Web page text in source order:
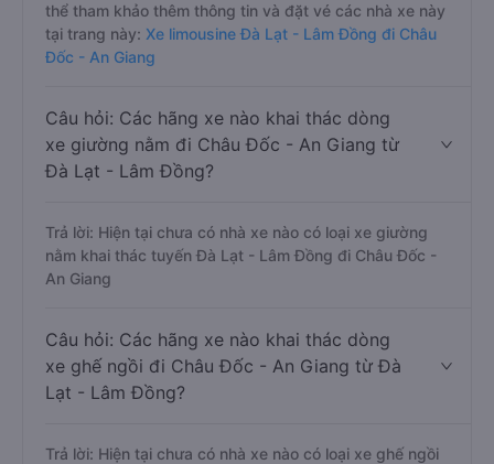
thể tham khảo thêm thông tin và đặt vé các nhà xe này
tại trang này: Xe limousine Đà Lạt - Lâm Đồng đi Châu
Đốc - An Giang
Câu hỏi: Các hãng xe nào khai thác dòng
xe giường nằm đi Châu Đốc - An Giang từ
Đà Lạt - Lâm Đồng?
Trả lời: Hiện tại chưa có nhà xe nào có loại xe giường
nằm khai thác tuyến Đà Lạt - Lâm Đồng đi Châu Đốc -
An Giang
Câu hỏi: Các hãng xe nào khai thác dòng
xe ghế ngồi đi Châu Đốc - An Giang từ Đà
Lạt - Lâm Đồng?
Trả lời: Hiện tại chưa có nhà xe nào có loại xe ghế ngồi